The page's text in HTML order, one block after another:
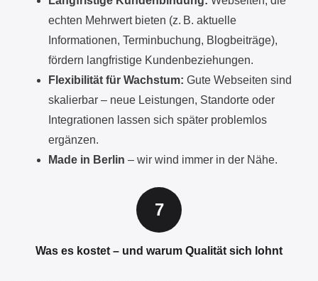
echten Mehrwert bieten (z. B. aktuelle
Informationen, Terminbuchung, Blogbeiträge),
fördern langfristige Kundenbeziehungen.
Flexibilität für Wachstum: Gute Webseiten sind
skalierbar – neue Leistungen, Standorte oder
Integrationen lassen sich später problemlos
ergänzen.
Made in Berlin – wir wind immer in der Nähe.
Was es kostet – und warum Qualität sich lohnt